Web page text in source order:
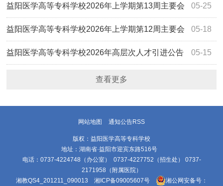
名单的公示 05-25
益阳医学高等专科学校2026年上学期第13周主要会
议活动安排 05-18
益阳医学高等专科学校2026年上学期第12周主要会
议活动安排 05-15
益阳医学高等专科学校2026年高层次人才引进公告
查看更多
网站地图 通知公告RSS
版权：益阳医学高等专科学校
地址：湖南省·益阳市迎宾东路516号
电话：0737-4224748（办公室） 0737-4227752（招生处） 0737-
2171958（附属医院）
湘教QS4_201211_090013 湘ICP备09005607号 湘公网安备号：